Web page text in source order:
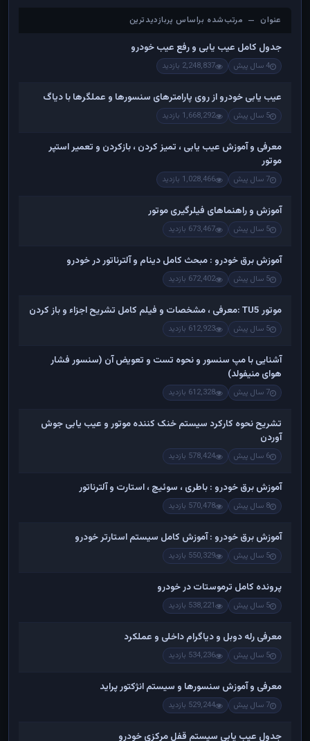
عنوان — مرتب‌شده براساس پربازدیدترین
عنوان — مرتب‌شده براساس پربازدیدترین
جدول کامل عیب یابی و رفع عیب خودرو
4 سال پیش 2,248,837 بازدید
عیب یابی خودرو از روی پارامترهای سنسورها و عملگرها با دیاگ
5 سال پیش 1,668,292 بازدید
معرفی و آموزش عیب یابی ، تمیز کردن ، بازکردن و تعمیر استپر
موتور
7 سال پیش 1,028,466 بازدید
آموزش و راهنماهای فیلرگیری موتور
5 سال پیش 673,467 بازدید
آموزش برق خودرو : مبحث کامل دینام و آلترناتور در خودرو
5 سال پیش 672,402 بازدید
موتور TU5 :معرفی ، مشخصات و فیلم کامل تشریح اجزاء و باز کردن
5 سال پیش 612,923 بازدید
آشنایی با مپ سنسور و نحوه تست و تعویض آن (سنسور فشار
هوای منیفولد)
7 سال پیش 612,328 بازدید
تشریح نحوه کارکرد سیستم خنک کننده موتور و عیب یابی جوش
آوردن
6 سال پیش 578,424 بازدید
آموزش برق خودرو : باطری ، سوئیچ ، استارت و آلترناتور
8 سال پیش 570,478 بازدید
آموزش برق خودرو : آموزش کامل سیستم استارتر خودرو
5 سال پیش 550,329 بازدید
پرونده کامل ترموستات در خودرو
5 سال پیش 538,221 بازدید
معرفی رله دوبل و دیاگرام داخلی و عملکرد
5 سال پیش 534,236 بازدید
معرفی و آموزش سنسورها و سیستم انژکتور پراید
7 سال پیش 529,244 بازدید
جدول عیب یابی سیستم قفل مرکزی خودرو